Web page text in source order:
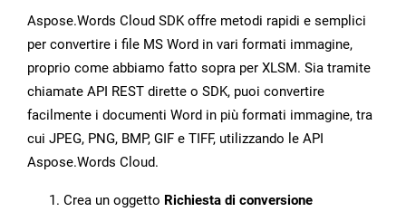
Aspose.Words Cloud SDK offre metodi rapidi e semplici
per convertire i file MS Word in vari formati immagine,
proprio come abbiamo fatto sopra per XLSM. Sia tramite
chiamate API REST dirette o SDK, puoi convertire
facilmente i documenti Word in più formati immagine, tra
cui JPEG, PNG, BMP, GIF e TIFF, utilizzando le API
Aspose.Words Cloud.
Crea un oggetto Richiesta di conversione